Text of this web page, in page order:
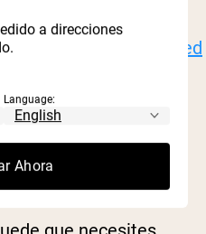
vegana como
Naked
día. Simplemente
receta favorita de
a direcciones
Language:
Ahora